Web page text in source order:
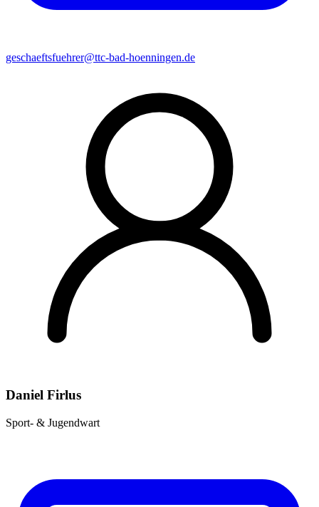
geschaeftsfuehrer@ttc-bad-hoenningen.de
Daniel Firlus
Sport- & Jugendwart